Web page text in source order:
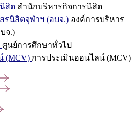
สิต สำนักบริหารกิจการนิสิต
รนิสิตจุฬาฯ (อบจ.) องค์การบริหาร
จ.)
ศูนย์การศึกษาทั่วไป
(MCV) การประเมินออนไลน์ (MCV)